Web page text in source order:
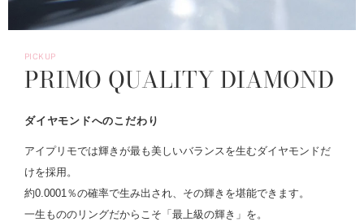
PICKUP
PRIMO QUALITY DIAMOND
ダイヤモンドへのこだわり
アイプリモでは輝きが最も美しいバランスを生むダイヤモンドだ
けを採用。
約0.0001％の確率で生み出され、その輝きを堪能できます。
一生もののリングだからこそ「最上級の輝き」を。